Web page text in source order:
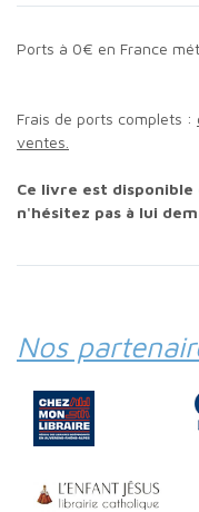
Ports à 0€ en France
Frais de ports complets :
ventes.
Ce livre est disponible chez votre libraire habituel,
n'hésitez pas à lui
Nos